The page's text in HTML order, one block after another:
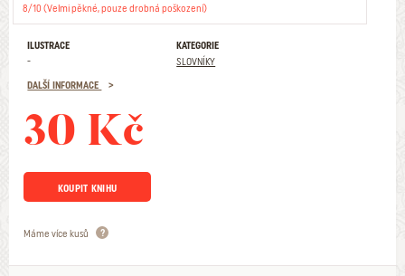
8/10 (Velmi pěkné, pouze drobná poškození)
ILUSTRACE
-
KATEGORIE
SLOVNÍKY
DALŠÍ INFORMACE
30 Kč
KOUPIT KNIHU
Máme více kusů